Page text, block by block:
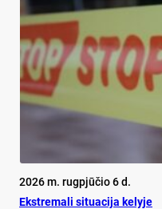
2026 m. rugpjūčio 6 d.
Ekst­re­ma­li si­tua­ci­ja ke­ly­je